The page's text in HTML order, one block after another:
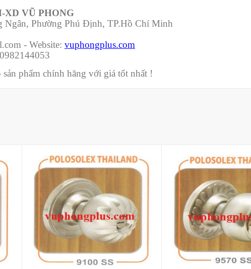
XD VŨ PHONG
Ngân, Phường Phú Định, TP.Hồ Chí Minh
- Website: vuphongplus.com
phẩm chính hãng với giá tốt nhất !
Mua hàng Mua hàng